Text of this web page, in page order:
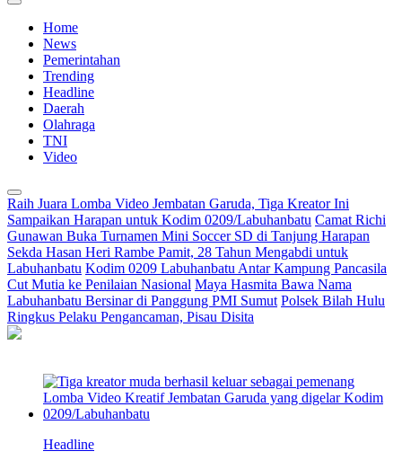
Home
News
Pemerintahan
Trending
Headline
Daerah
Olahraga
TNI
Video
Raih Juara Lomba Video Jembatan Garuda, Tiga Kreator Ini
Sampaikan Harapan untuk Kodim 0209/Labuhanbatu Camat Richi
Gunawan Buka Turnamen Mini Soccer SD di Tanjung Harapan
Sekda Hasan Heri Rambe Pamit, 28 Tahun Mengabdi untuk
Labuhanbatu Kodim 0209 Labuhanbatu Antar Kampung Pancasila
Cut Mutia ke Penilaian Nasional Maya Hasmita Bawa Nama
Labuhanbatu Bersinar di Panggung PMI Sumut Polsek Bilah Hulu
Ringkus Pelaku Pengancaman, Pisau Disita
Headline